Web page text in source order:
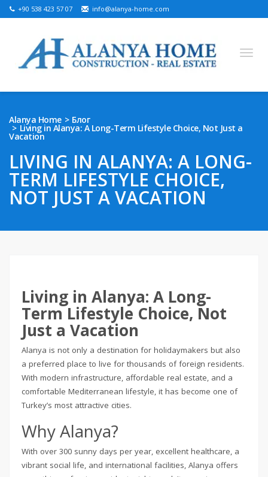
+90 538 423 57 07 info@alanya-home.com
Persian Bosnian French Kazakh
Ukrainian
САТУҒА АРНАЛҒАН ЖОБАЛАР
ДАЙЫН СИПАТТАР
Alanya Home Блог
Living in Alanya: A Long-Term Lifestyle Choice, Not Just a
Vacation
LIVING IN ALANYA: A LONG-
TERM LIFESTYLE CHOICE,
NOT JUST A VACATION
Living in Alanya: A Long-
Term Lifestyle Choice, Not
Just a Vacation
Alanya is not only a destination for holidaymakers but also
a preferred place to live for thousands of foreign residents.
With modern infrastructure, affordable real estate, and a
comfortable Mediterranean lifestyle, it has become one of
Turkey’s most attractive cities.
Why Alanya?
With over 300 sunny days per year, excellent healthcare, a
vibrant social life, and international facilities, Alanya offers